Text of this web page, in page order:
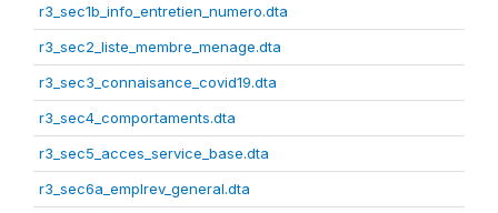
r3_sec1b_info_entretien_numero.dta
r3_sec2_liste_membre_menage.dta
r3_sec3_connaisance_covid19.dta
r3_sec4_comportaments.dta
r3_sec5_acces_service_base.dta
r3_sec6a_emplrev_general.dta